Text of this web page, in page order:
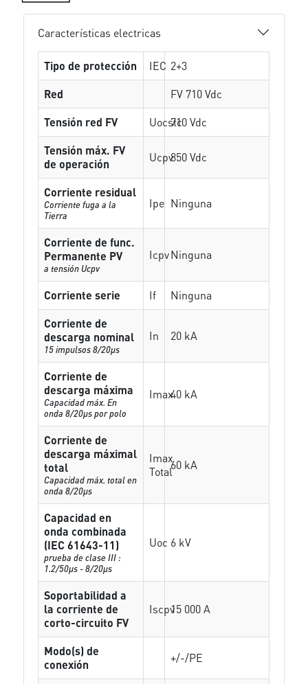
Características electricas
Tipo de protección IEC 2+3
Red
FV 710 Vdc
Tensión red FV
Uocstc710 Vdc
Tensión máx. FV
de operación
Ucpv850 Vdc
Corriente residual
Corriente fuga a la
Tierra
Ipe Ninguna
Corriente de func.
Permanente PV
a tensión Ucpv
IcpvNinguna
Corriente serie If
Ninguna
Corriente de
descarga nominal
15 impulsos 8/20µs
In 20 kA
Corriente de
descarga máxima
Capacidad máx. En
onda 8/20µs por polo
Imax40 kA
Corriente de
descarga máximal
total
Capacidad máx. total en
onda 8/20µs
Imax
Total60 kA
Capacidad en
onda combinada
(IEC 61643-11)
prueba de clase III :
1.2/50µs - 8/20µs
Uoc 6 kV
Soportabilidad a
la corriente de
corto-circuito FV
Iscpv15 000 A
Modo(s) de
conexión
+/-/PE